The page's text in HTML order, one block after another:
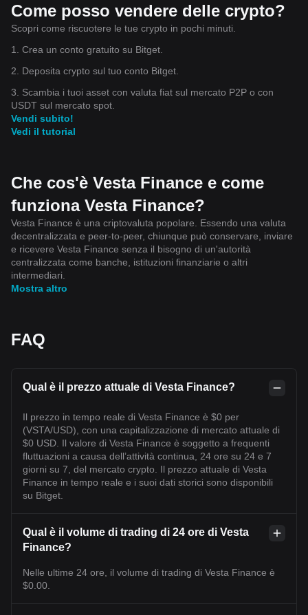
Come posso vendere delle crypto?
Scopri come riscuotere le tue crypto in pochi minuti.
1. Crea un conto gratuito su Bitget.
2. Deposita crypto sul tuo conto Bitget.
3. Scambia i tuoi asset con valuta fiat sul mercato P2P o con
USDT sul mercato spot.
Vendi subito!
Vedi il tutorial
Che cos'è Vesta Finance e come
funziona Vesta Finance?
Vesta Finance è una criptovaluta popolare. Essendo una valuta
decentralizzata e peer-to-peer, chiunque può conservare, inviare
e ricevere Vesta Finance senza il bisogno di un'autorità
centralizzata come banche, istituzioni finanziarie o altri
intermediari.
Mostra altro
FAQ
Qual è il prezzo attuale di Vesta Finance?
Il prezzo in tempo reale di Vesta Finance è $0 per
(VSTA/USD), con una capitalizzazione di mercato attuale di
$0 USD. Il valore di Vesta Finance è soggetto a frequenti
fluttuazioni a causa dell’attività continua, 24 ore su 24 e 7
giorni su 7, del mercato crypto. Il prezzo attuale di Vesta
Finance in tempo reale e i suoi dati storici sono disponibili
su Bitget.
Qual è il volume di trading di 24 ore di Vesta
Finance?
Nelle ultime 24 ore, il volume di trading di Vesta Finance è
$0.00.